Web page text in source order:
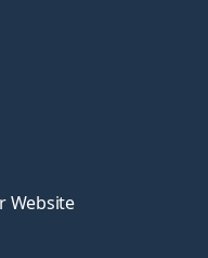
Website